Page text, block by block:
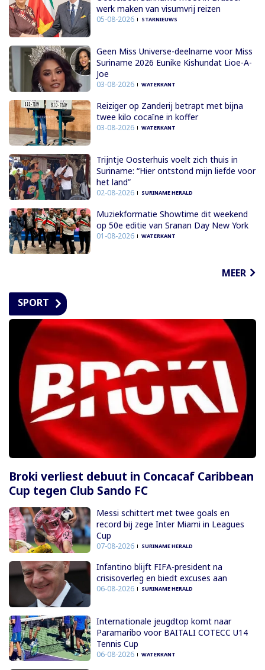
werk maken van visumvrij reizen
05-08-2026 STARNIEUWS
Geen Miss Universe-deelname voor Miss
Suriname 2026 Eunike Kishundat Lioe-A-
Joe
03-08-2026 WATERKANT
Reiziger op Zanderij betrapt met bijna
twee kilo cocaïne in koffer
03-08-2026 WATERKANT
Trijntje Oosterhuis voelt zich thuis in
Suriname: “Hier ontstond mijn liefde voor
het land”
02-08-2026 SURINAME HERALD
Muziekformatie Showtime dit weekend
op 50e editie van Sranan Day New York
01-08-2026 WATERKANT
MEER
SPORT
Broki verliest debuut in Concacaf Caribbean
Cup tegen Club Sando FC
Messi schittert met twee goals en
record bij zege Inter Miami in Leagues
Cup
07-08-2026 SURINAME HERALD
Infantino blijft FIFA-president na
crisisoverleg en biedt excuses aan
06-08-2026 SURINAME HERALD
Internationale jeugdtop komt naar
Paramaribo voor BAITALI COTECC U14
Tennis Cup
06-08-2026 WATERKANT